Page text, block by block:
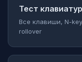
Тест
Все клавиши, N-key
rollover